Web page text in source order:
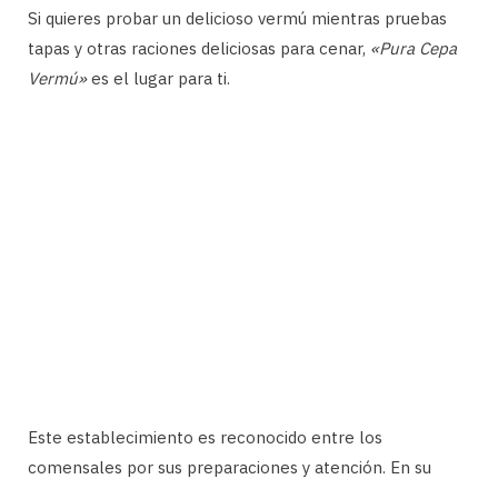
Si quieres probar un delicioso vermú mientras pruebas
tapas y otras raciones deliciosas para cenar, «Pura Cepa
Vermú»es el lugar para ti.
Este establecimiento es reconocido entre los
comensales por sus preparaciones y atención. En su